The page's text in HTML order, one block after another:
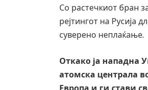
Со растечкиот бран
рејтингот на Русија
суверено неплаќање.
Откако ја нападна
атомска централа